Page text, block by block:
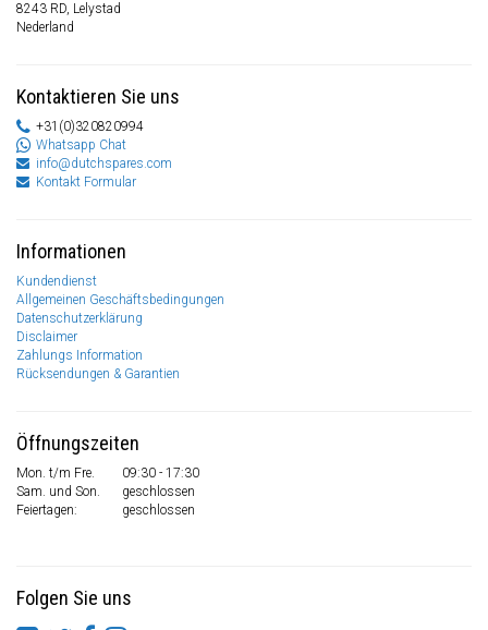
8243 RD, Lelystad
Nederland
Kontaktieren Sie uns
+31(0)320820994
Whatsapp Chat
info@dutchspares.com
Kontakt Formular
Informationen
Kundendienst
Allgemeinen Geschäftsbedingungen
Datenschutzerklärung
Disclaimer
Zahlungs Information
Rücksendungen & Garantien
Öffnungszeiten
Mon. t/m Fre.
09:30 - 17:30
Sam. und Son.
geschlossen
Feiertagen:
geschlossen
Folgen Sie uns